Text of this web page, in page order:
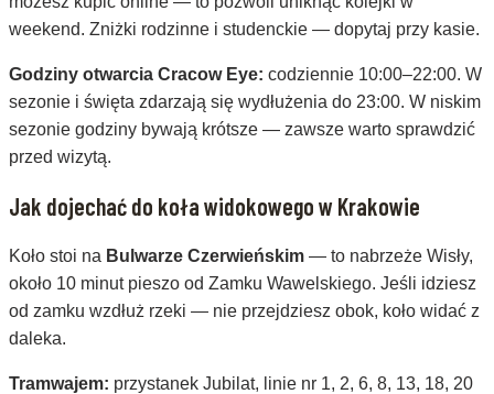
weekend. Zniżki rodzinne i studenckie — dopytaj przy kasie.
Godziny otwarcia Cracow Eye: codziennie 10:00–22:00. W
sezonie i święta zdarzają się wydłużenia do 23:00. W niskim
sezonie godziny bywają krótsze — zawsze warto sprawdzić
przed wizytą.
Jak dojechać do koła widokowego w Krakowie
Koło stoi na Bulwarze Czerwieńskim — to nabrzeże Wisły,
około 10 minut pieszo od Zamku Wawelskiego. Jeśli idziesz
od zamku wzdłuż rzeki — nie przejdziesz obok, koło widać z
daleka.
Tramwajem: przystanek Jubilat, linie nr 1, 2, 6, 8, 13, 18, 20